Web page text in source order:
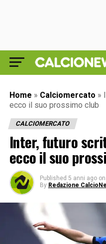
Home » Calciomercato »
ecco il suo prossimo club
CALCIOMERCATO
Inter, futuro
ecco il suo
Published 5 anni ago on
By Redazione